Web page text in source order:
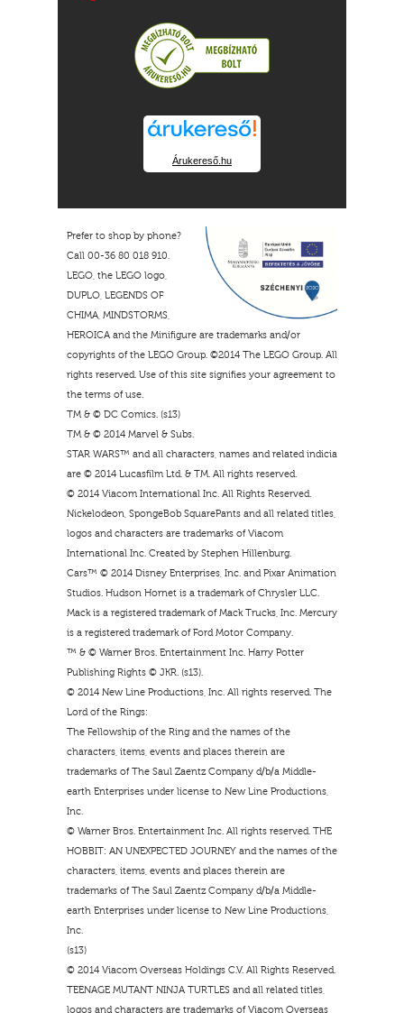
Árukereső.hu
Prefer to shop by phone?
Call 00-36 80 018 910.
LEGO, the LEGO logo,
DUPLO, LEGENDS OF
CHIMA, MINDSTORMS,
HEROICA and the Minifigure are trademarks and/or
copyrights of the LEGO Group. ©2014 The LEGO Group. All
rights reserved. Use of this site signifies your agreement to
the terms of use.
TM & © DC Comics. (s13)
TM & © 2014 Marvel & Subs.
STAR WARS™ and all characters, names and related indicia
are © 2014 Lucasfilm Ltd. & TM. All rights reserved.
© 2014 Viacom International Inc. All Rights Reserved.
Nickelodeon, SpongeBob SquarePants and all related titles,
logos and characters are trademarks of Viacom
International Inc. Created by Stephen Hillenburg.
Cars™ © 2014 Disney Enterprises, Inc. and Pixar Animation
Studios. Hudson Hornet is a trademark of Chrysler LLC.
Mack is a registered trademark of Mack Trucks, Inc. Mercury
is a registered trademark of Ford Motor Company.
™ & © Warner Bros. Entertainment Inc. Harry Potter
Publishing Rights © JKR. (s13).
© 2014 New Line Productions, Inc. All rights reserved. The
Lord of the Rings:
The Fellowship of the Ring and the names of the
characters, items, events and places therein are
trademarks of The Saul Zaentz Company d/b/a Middle-
earth Enterprises under license to New Line Productions,
Inc.
© Warner Bros. Entertainment Inc. All rights reserved. THE
HOBBIT: AN UNEXPECTED JOURNEY and the names of the
characters, items, events and places therein are
trademarks of The Saul Zaentz Company d/b/a Middle-
earth Enterprises under license to New Line Productions,
Inc.
(s13)
© 2014 Viacom Overseas Holdings C.V. All Rights Reserved.
TEENAGE MUTANT NINJA TURTLES and all related titles,
logos and characters are trademarks of Viacom Overseas